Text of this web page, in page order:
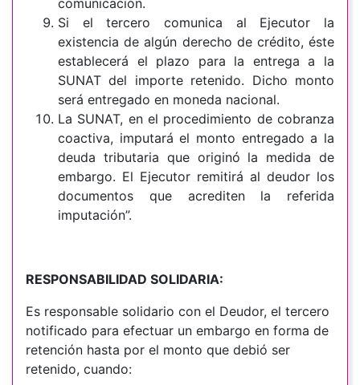
comunicación.
Si el tercero comunica al Ejecutor la
existencia de algún derecho de crédito, éste
establecerá el plazo para la entrega a la
SUNAT del importe retenido. Dicho monto
será entregado en moneda nacional.
La SUNAT, en el procedimiento de cobranza
coactiva, imputará el monto entregado a la
deuda tributaria que originó la medida de
embargo. El Ejecutor remitirá al deudor los
documentos que acrediten la referida
imputación”.
RESPONSABILIDAD SOLIDARIA:
Es responsable solidario con el Deudor, el tercero
notificado para efectuar un embargo en forma de
retención hasta por el monto que debió ser
retenido, cuando: